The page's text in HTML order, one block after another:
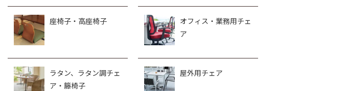
座椅子・高座椅子
オフィス・業務用チェ
ア
ラタン、ラタン調チェ
ア・籐椅子
屋外用チェア